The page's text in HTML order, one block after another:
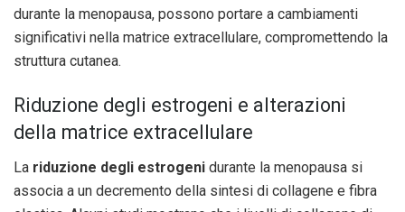
durante la menopausa, possono portare a cambiamenti
significativi nella matrice extracellulare, compromettendo la
struttura cutanea.
Riduzione degli estrogeni e alterazioni
della matrice extracellulare
La riduzione degli estrogeni durante la menopausa si
associa a un decremento della sintesi di collagene e fibra